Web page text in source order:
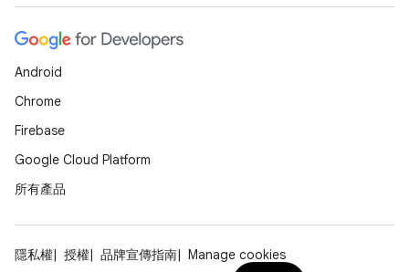
Android
Chrome
Firebase
Google Cloud Platform
所有產品
隱私權 授權 品牌宣傳指南 Manage cookies